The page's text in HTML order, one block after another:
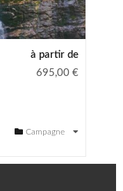
à partir de
695,00 €
Campagne